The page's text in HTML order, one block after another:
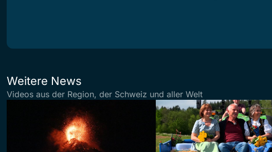
Weitere News
Videos aus der Region, der Schweiz und aller Welt